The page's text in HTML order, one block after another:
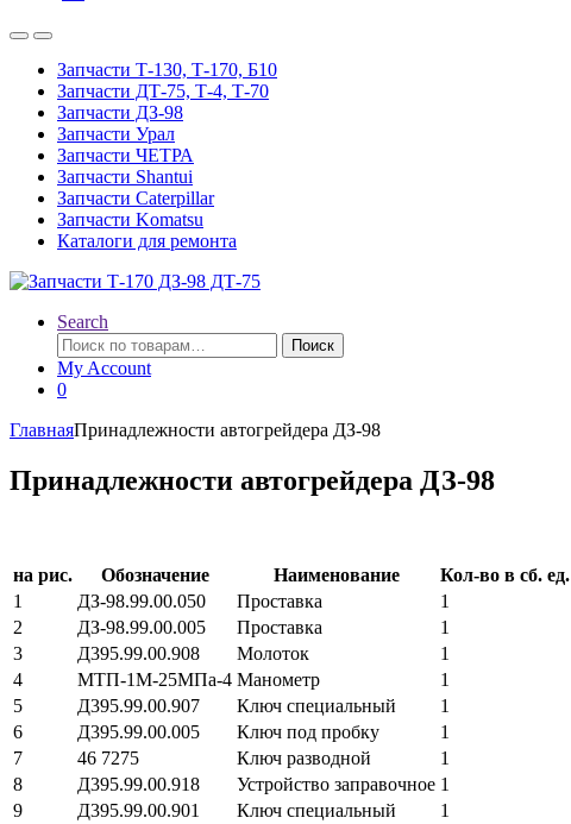
Запчасти Т-130, Т-170, Б10
Запчасти ДТ-75, Т-4, Т-70
Запчасти ДЗ-98
Запчасти Урал
Запчасти ЧЕТРА
Запчасти Shantui
Запчасти Caterpillar
Запчасти Komatsu
Каталоги для ремонта
Search
Поиск
My Account
0
ГлавнаяПринадлежности автогрейдера ДЗ-98
Принадлежности автогрейдера ДЗ-98
на рис. Обозначение Наименование
Кол-во в сб. ед.
1
ДЗ-98.99.00.050 Проставка
1
2
ДЗ-98.99.00.005 Проставка
1
3
Д395.99.00.908 Молоток
1
4
МТП-1М-25МПа-4 Манометр
1
5
Д395.99.00.907 Ключ специальный
1
6
Д395.99.00.005 Ключ под пробку
1
7
46 7275 Ключ разводной
1
8
Д395.99.00.918 Устройство заправочное 1
9
Д395.99.00.901 Ключ специальный
1